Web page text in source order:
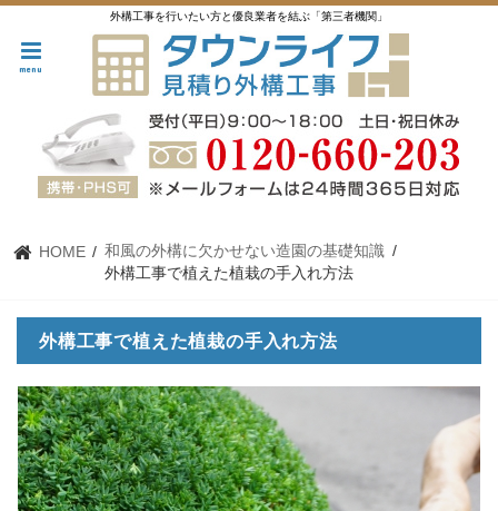
外構工事を行いたい方と優良業者を結ぶ「第三者機関」
menu
HOME
和風の外構に欠かせない造園の基礎知識
外構工事で植えた植栽の手入れ方法
外構工事で植えた植栽の手入れ方法